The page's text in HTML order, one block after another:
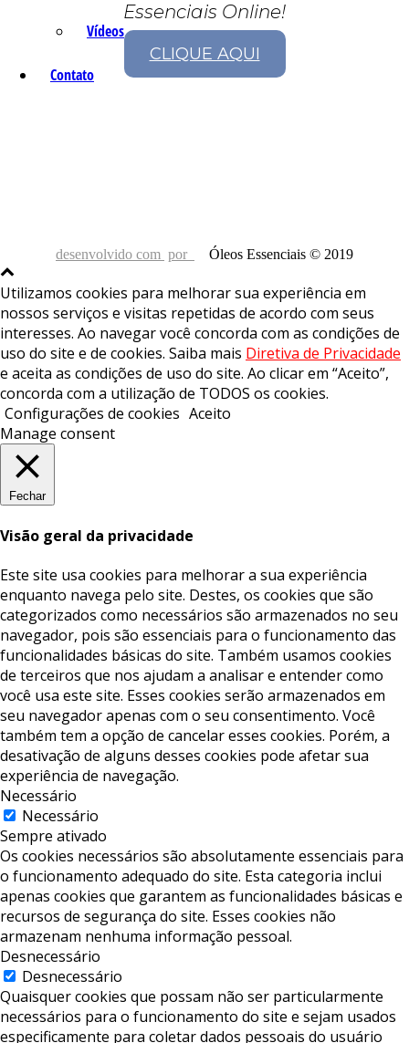
Vídeos
Contato
Essenciais Online!
CLIQUE AQUI
desenvolvido com por Óleos Essenciais © 2019
Utilizamos cookies para melhorar sua experiência em
nossos serviços e visitas repetidas de acordo com seus
interesses. Ao navegar você concorda com as condições de
uso do site e de cookies. Saiba mais Diretiva de Privacidade
e aceita as condições de uso do site. Ao clicar em “Aceito”,
concorda com a utilização de TODOS os cookies.
Configurações de cookies Aceito
Manage consent
Fechar
Visão geral da privacidade
Este site usa cookies para melhorar a sua experiência
enquanto navega pelo site. Destes, os cookies que são
categorizados como necessários são armazenados no seu
navegador, pois são essenciais para o funcionamento das
funcionalidades básicas do site. Também usamos cookies
de terceiros que nos ajudam a analisar e entender como
você usa este site. Esses cookies serão armazenados em
seu navegador apenas com o seu consentimento. Você
também tem a opção de cancelar esses cookies. Porém, a
desativação de alguns desses cookies pode afetar sua
experiência de navegação.
Necessário
Necessário
Sempre ativado
Os cookies necessários são absolutamente essenciais para
o funcionamento adequado do site. Esta categoria inclui
apenas cookies que garantem as funcionalidades básicas e
recursos de segurança do site. Esses cookies não
armazenam nenhuma informação pessoal.
Desnecessário
Desnecessário
Quaisquer cookies que possam não ser particularmente
necessários para o funcionamento do site e sejam usados ​​
especificamente para coletar dados pessoais do usuário